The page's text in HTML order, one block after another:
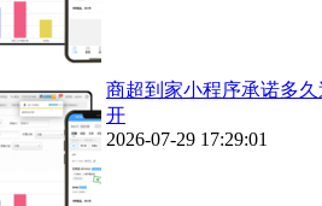
商超到家小程序承诺多
开
2026-07-29 17:29:01